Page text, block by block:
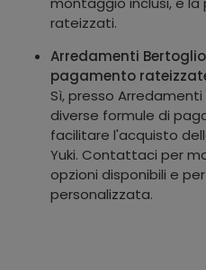
rateizzati.
Arredamenti
pagamento
Sì, presso
diverse formule di
facilitare l'acquisto
Yuki. Contattaci per
opzioni disponibili e
personalizzata.